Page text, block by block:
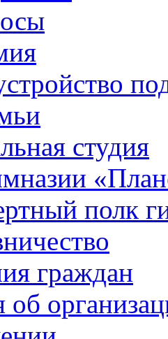
студия
полк
граждан
об